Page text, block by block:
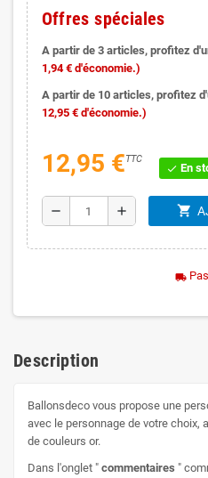
Offres spéciales
A partir de 3 articles, profitez
1,94 € d'économie.)
A partir de 10 articles, profitez
12,95 € d'économie.)
12,95 €TTC
check En
remove add shopping_cart
local_shipping
Description
Ballonsdeco vous propose une
avec le personnage de votre
de couleurs or.
Dans l'onglet " commentaires "